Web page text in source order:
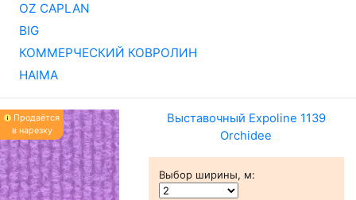
OZ CAPLAN
BIG
КОММЕРЧЕСКИЙ КОВРОЛИН
HAIMA
Продаётся
в нарезку
Выставочный Expoline 1139
Orchidee
Выбор ширины, м: